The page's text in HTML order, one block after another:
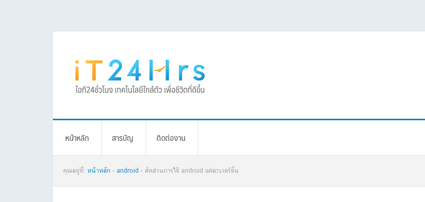
หน้าหลัก สารบัญ ติดต่องาน
คุณอยู่ที่: หน้าหลัก › android › สัดส่วนการใช้ android แต่ละเวอร์ชั่น